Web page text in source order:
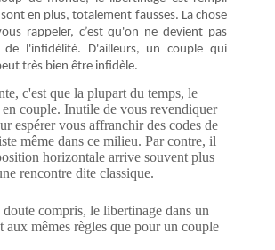
en plus, totalement fausses. La chose
rappeler, c’est qu'on ne devient pas
de l'infidélité. D'ailleurs, un couple qui
très bien être infidèle.
c'est que la plupart du temps, le
couple. Inutile de vous revendiquer
espérer vous affranchir des codes de
même dans ce milieu. Par contre, il
horizontale arrive souvent plus
rencontre dite classique.
compris, le libertinage dans un
aux mêmes règles que pour un couple